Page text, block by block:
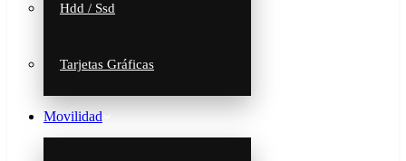
Hdd / Ssd
Tarjetas Gráficas
Movilidad